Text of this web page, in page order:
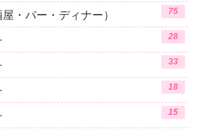
・バー・ディナー） 75
28
33
18
15